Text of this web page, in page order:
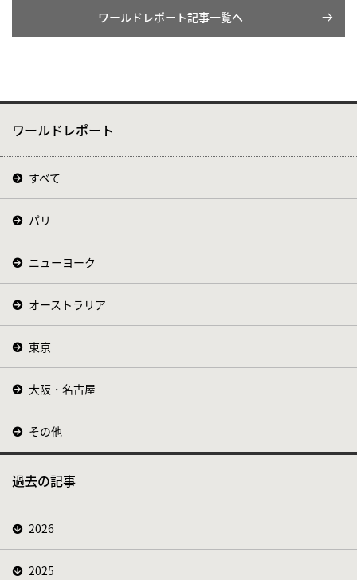
ワールドレポート記事一覧へ
ワールドレポート
すべて
パリ
ニューヨーク
オーストラリア
東京
大阪・名古屋
その他
過去の記事
2026
2025